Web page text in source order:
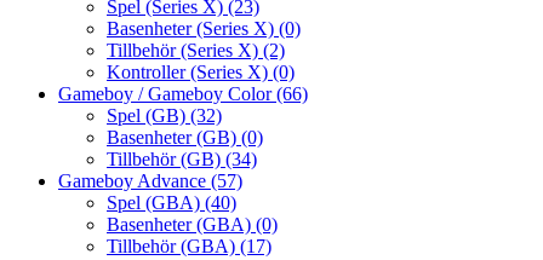
Spel (Series X) (23)
Basenheter (Series X) (0)
Tillbehör (Series X) (2)
Kontroller (Series X) (0)
Gameboy / Gameboy Color(66)
Spel (GB) (32)
Basenheter (GB) (0)
Tillbehör (GB) (34)
Gameboy Advance (57)
Spel (GBA) (40)
Basenheter (GBA) (0)
Tillbehör (GBA) (17)